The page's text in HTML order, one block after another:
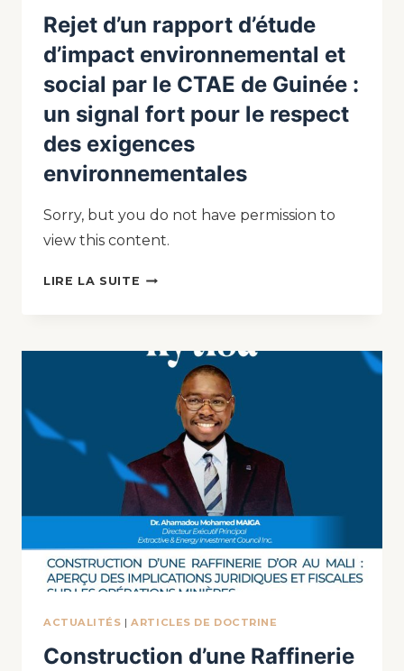
Rejet d’un rapport d’étude
d’impact environnemental et
social par le CTAE de Guinée :
un signal fort pour le respect
des exigences
environnementales
Sorry, but you do not have permission to
view this content.
LIRE LA SUITE
ACTUALITÉS |ARTICLES DE DOCTRINE
Construction d’une Raffinerie